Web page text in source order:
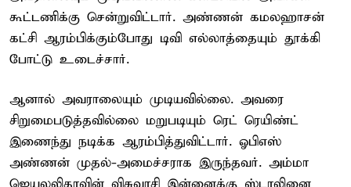
கூட்டணிக்கு சென்றுவிட்டார். அண்ணன் கமலஹாசன்
கட்சி ஆரம்பிக்கும்போது டிவி எல்லாத்தையும் தூக்கி
போட்டு உடைச்சார்.
ஆனால் அவராலையும் முடியவில்லை. அவரை
சிறுமைபடுத்தவில்லை மறுபடியும் ரெட் ரெயிண்ட்
இணைந்து நடிக்க ஆரம்பித்துவிட்டார். ஓபிஎஸ்
அண்ணன் முதல்-அமைச்சராக இருந்தவர். அம்மா